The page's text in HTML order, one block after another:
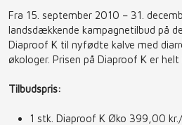
Fra 15. september 2010 – 31.
landsdækkende kampagnetilbud på
Diaproof K til nyfødte kalve med
økologer. Prisen på Diaproof K er helt
Tilbudspris:
1 stk. Diaproof K Øko 399,00 kr./